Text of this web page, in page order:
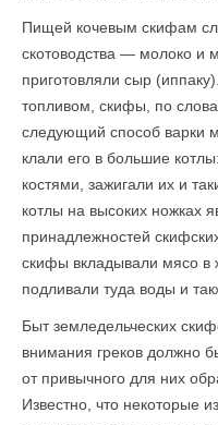
Пищей кочевым скифам
скотоводства — молоко и
приготовляли сыр
топливом, скифы, по
следующий способ варки
клали его в большие
костями, зажигали их и
котлы на высоких ножках
принадлежностей
скифы вкладывали мясо в
подливали туда воды и
Быт земледельческих
внимания греков должно
от привычного для них
Известно, что некоторые